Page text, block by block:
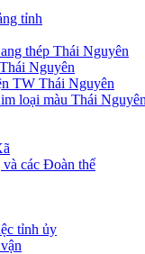
tỉnh
thép Thái Nguyên
Nguyên
TW Thái Nguyên
loại màu Thái
các Đoàn thể
tỉnh ủy